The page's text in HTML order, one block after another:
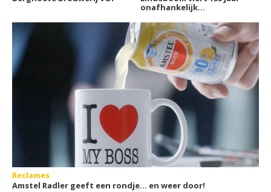
onafhankelijk
jubileumbier
Reclames
Amstel Radler geeft een rondje... en weer door!